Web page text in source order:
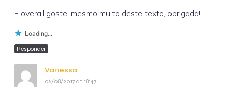
E overall gostei mesmo muito deste texto, obrigada!
Loading...
Responder
Vanessa
06/08/2017 at 18:47